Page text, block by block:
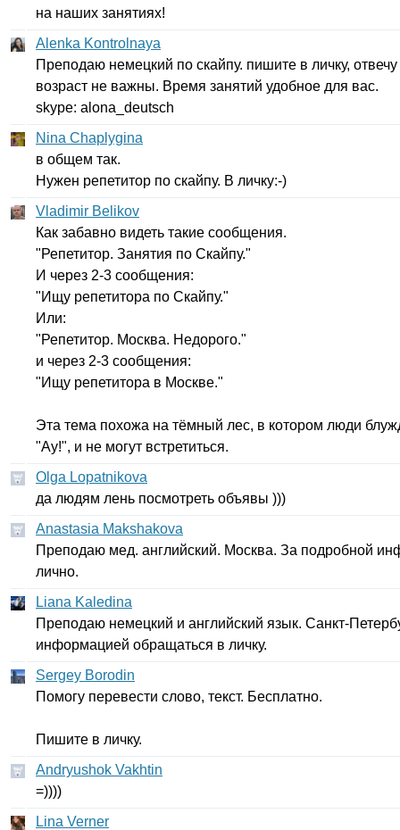
на наших занятиях!
Alenka Kontrolnaya
Преподаю немецкий по скайпу. пишите в личку,
возраст не важны. Время занятий удобное для вас.
skype: alona deutsch
Nina Chaplygina
в общем так.
Нужен репетитор по скайпу. В личку:-)
Vladimir Belikov
Как забавно видеть такие сообщения.
"Репетитор. Занятия по Скайпу."
И через 2-3 сообщения:
"Ищу репетитора по Скайпу."
Или:
"Репетитор. Москва. Недорого."
и через 2-3 сообщения:
"Ищу репетитора в Москве."
Эта тема похожа на тёмный лес, в котором люди
"Ау!", и не могут встретиться.
Olga Lopatnikova
да людям лень посмотреть объявы )))
Anastasia Makshakova
Преподаю мед. английский. Москва. За подробной
лично.
Liana Kaledina
Преподаю немецкий и английский язык. Санкт-
информацией обращаться в личку.
Sergey Borodin
Помогу перевести слово, текст. Бесплатно.
Пишите в личку.
Andryushok Vakhtin
=))))
Lina Verner